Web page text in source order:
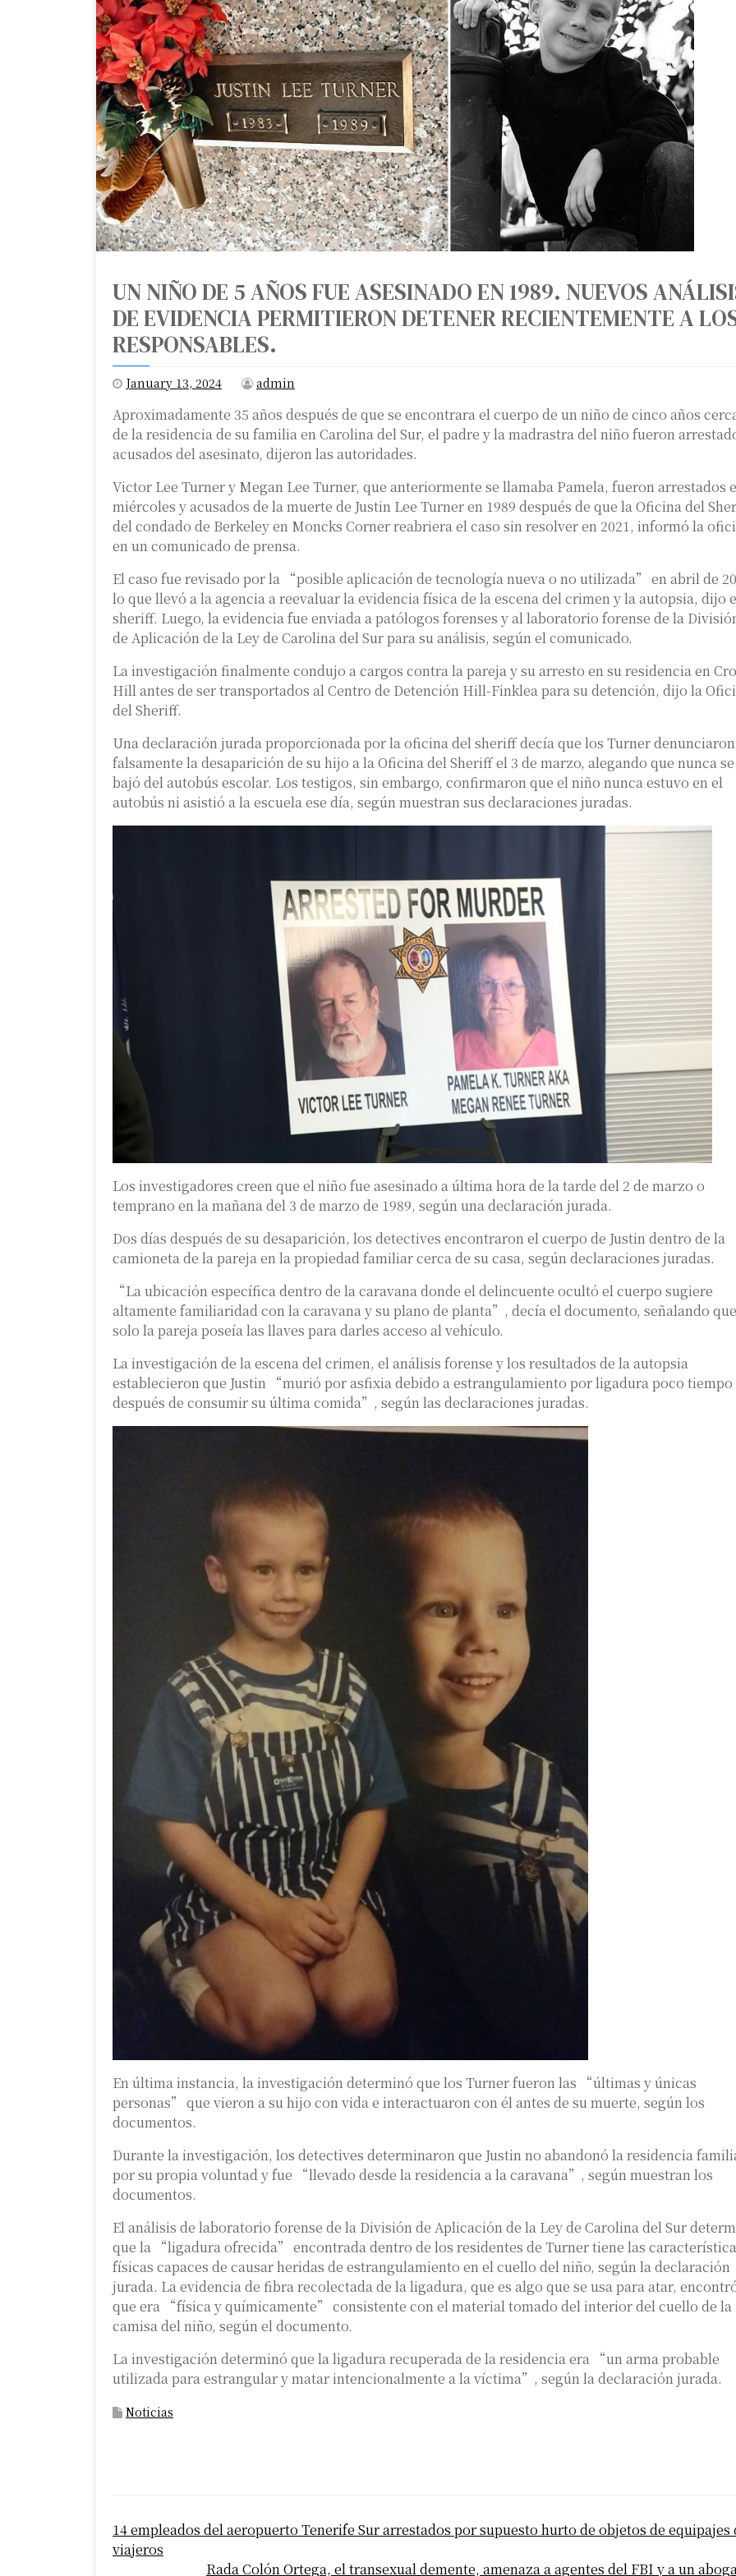
UN NIÑO DE 5 AÑOS FUE ASESINADO EN 1989. NUEVOS
DE EVIDENCIA PERMITIERON DETENER RECIENTEMENTE A
RESPONSABLES.
January 13, 2024 admin
Aproximadamente 35 años después de que se encontrara el cuerpo de un niño de cinco años
de la residencia de su familia en Carolina del Sur, el padre y la madrastra del niño fueron
acusados ​​del asesinato, dijeron las autoridades.
Victor Lee Turner y Megan Lee Turner, que anteriormente se llamaba Pamela, fueron arrestados
miércoles y acusados ​​de la muerte de Justin Lee Turner en 1989 después de que la Oficina del
del condado de Berkeley en Moncks Corner reabriera el caso sin resolver en 2021, informó la
en un comunicado de prensa.
El caso fue revisado por la “posible aplicación de tecnología nueva o no utilizada” en abril de
lo que llevó a la agencia a reevaluar la evidencia física de la escena del crimen y la autopsia, dijo
sheriff. Luego, la evidencia fue enviada a patólogos forenses y al laboratorio forense de la
de Aplicación de la Ley de Carolina del Sur para su análisis, según el comunicado.
La investigación finalmente condujo a cargos contra la pareja y su arresto en su residencia en
Hill antes de ser transportados al Centro de Detención Hill-Finklea para su detención, dijo la
del Sheriff.
Una declaración jurada proporcionada por la oficina del sheriff decía que los Turner denunciaron
falsamente la desaparición de su hijo a la Oficina del Sheriff el 3 de marzo, alegando que nunca se
bajó del autobús escolar. Los testigos, sin embargo, confirmaron que el niño nunca estuvo en el
autobús ni asistió a la escuela ese día, según muestran sus declaraciones juradas.
Los investigadores creen que el niño fue asesinado a última hora de la tarde del 2 de marzo o
temprano en la mañana del 3 de marzo de 1989, según una declaración jurada.
Dos días después de su desaparición, los detectives encontraron el cuerpo de Justin dentro de la
camioneta de la pareja en la propiedad familiar cerca de su casa, según declaraciones juradas.
“La ubicación específica dentro de la caravana donde el delincuente ocultó el cuerpo sugiere
altamente familiaridad con la caravana y su plano de planta”, decía el documento, señalando que
solo la pareja poseía las llaves para darles acceso al vehículo.
La investigación de la escena del crimen, el análisis forense y los resultados de la autopsia
establecieron que Justin “murió por asfixia debido a estrangulamiento por ligadura poco tiempo
después de consumir su última comida”, según las declaraciones juradas.
En última instancia, la investigación determinó que los Turner fueron las “últimas y únicas
personas” que vieron a su hijo con vida e interactuaron con él antes de su muerte, según los
documentos.
Durante la investigación, los detectives determinaron que Justin no abandonó la residencia
por su propia voluntad y fue “llevado desde la residencia a la caravana”, según muestran los
documentos.
El análisis de laboratorio forense de la División de Aplicación de la Ley de Carolina del Sur
que la “ligadura ofrecida” encontrada dentro de los residentes de Turner tiene las
físicas capaces de causar heridas de estrangulamiento en el cuello del niño, según la declaración
jurada. La evidencia de fibra recolectada de la ligadura, que es algo que se usa para atar,
que era “física y químicamente” consistente con el material tomado del interior del cuello de la
camisa del niño, según el documento.
La investigación determinó que la ligadura recuperada de la residencia era “un arma probable
utilizada para estrangular y matar intencionalmente a la víctima”, según la declaración jurada.
Noticias
o
14 empleados del aeropuerto Tenerife Sur arrestados por supuesto hurto de objetos de equipajes
viajeros
Rada Colón Ortega, el transexual demente, amenaza a agentes del FBI y a un